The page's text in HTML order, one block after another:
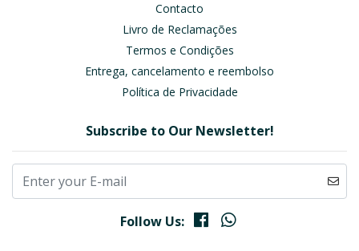
Contacto
Livro de Reclamações
Termos e Condições
Entrega, cancelamento e reembolso
Política de Privacidade
Subscribe to Our Newsletter!
Follow Us: